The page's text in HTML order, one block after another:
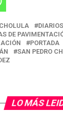
CHOLULA
DE
PORTADA
SAN PEDRO
LO MÁS